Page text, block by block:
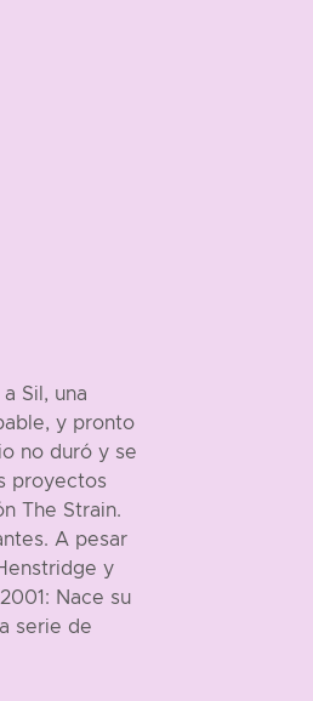
Sil, una
y pronto
no duró y se
proyectos
The Strain.
A pesar
y
Nace su
serie de